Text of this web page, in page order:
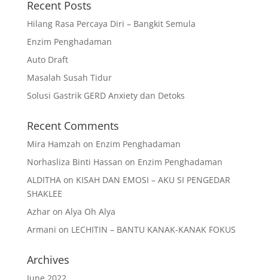
Recent Posts
Hilang Rasa Percaya Diri – Bangkit Semula
Enzim Penghadaman
Auto Draft
Masalah Susah Tidur
Solusi Gastrik GERD Anxiety dan Detoks
Recent Comments
Mira Hamzah on Enzim Penghadaman
Norhasliza Binti Hassan on Enzim Penghadaman
ALDITHAon KISAH DAN EMOSI – AKU SI PENGEDAR
SHAKLEE
Azharon Alya Oh Alya
Armani on LECHITIN – BANTU KANAK-KANAK FOKUS
Archives